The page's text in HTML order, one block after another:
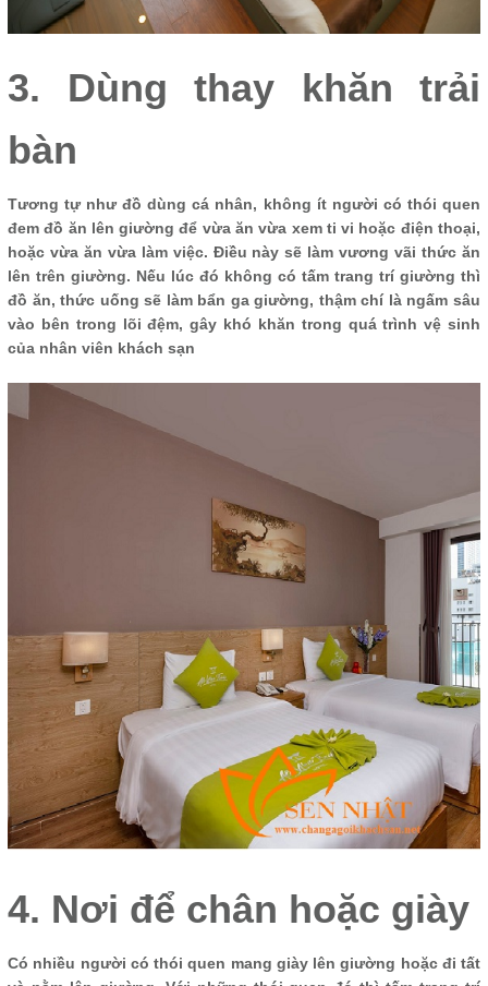
3. Dùng thay khăn trải
bàn
Tương tự như đồ dùng cá nhân, không ít người có thói quen
đem đồ ăn lên giường để vừa ăn vừa xem ti vi hoặc điện thoại,
hoặc vừa ăn vừa làm việc. Điều này sẽ làm vương vãi thức ăn
lên trên giường. Nếu lúc đó không có tấm trang trí giường thì
đồ ăn, thức uống sẽ làm bẩn ga giường, thậm chí là ngấm sâu
vào bên trong lõi đệm, gây khó khăn trong quá trình vệ sinh
của nhân viên khách sạn
4. Nơi để chân hoặc giày
Có nhiều người có thói quen mang giày lên giường hoặc đi tất